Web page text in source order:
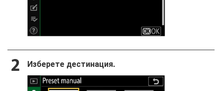
Изберете дестинация.